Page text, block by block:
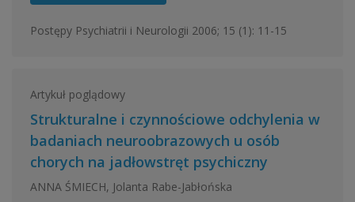
Postępy Psychiatrii i Neurologii 2006; 15 (1): 11-15
Artykuł poglądowy
Strukturalne i czynnościowe odchylenia w
badaniach neuroobrazowych u osób
chorych na jadłowstręt psychiczny
ANNA ŚMIECH, Jolanta Rabe-Jabłońska